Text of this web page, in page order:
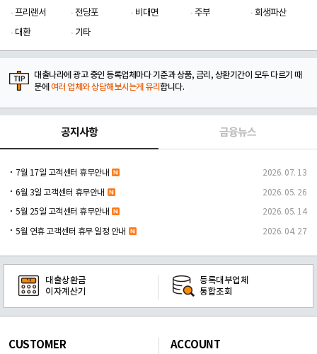
프리랜서
전당포 비대면 주부
회생파산
대환
기타
대출나라에 광고 중인 등록업체마다 기준과 상품, 금리, 상환기간이 모두 다르기 때
문에 여러 업체와 상담해보시는게 유리합니다.
공지사항 금융뉴스
7월 17일 고객센터 휴무안내 2026. 07. 13
6월 3일 고객센터 휴무안내 2026. 05. 26
5월 25일 고객센터 휴무안내 2026. 05. 14
5월 연휴 고객센터 휴무 일정 안내 2026. 04. 27
대출상환금
이자계산기
등록대부업체
통합조회
CUSTOMER ACCOUNT